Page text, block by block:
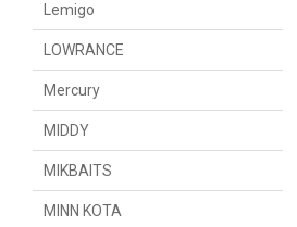
Lemigo
LOWRANCE
Mercury
MIDDY
MIKBAITS
MINN KOTA